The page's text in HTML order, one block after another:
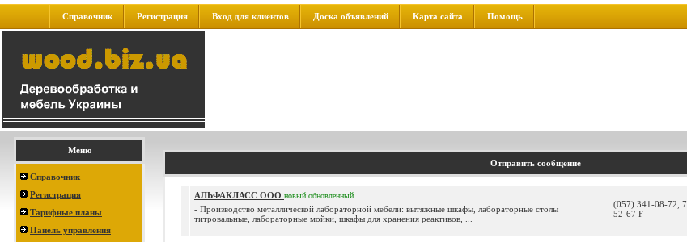
Справочник Регистрация Вход для клиентов Доска объявлений Карта сайта Помощь
Меню
Справочник
Регистрация
Тарифные планы
Панель управления
Отправить сообщение
АЛЬФАКЛАСС ООО новый обновленный
- Производство металлической лабораторной мебели: вытяжные шкафы, лабораторные столы
титровальные, лабораторные мойки, шкафы для хранения реактивов, ...
(057) 341-08-72,
52-67 F